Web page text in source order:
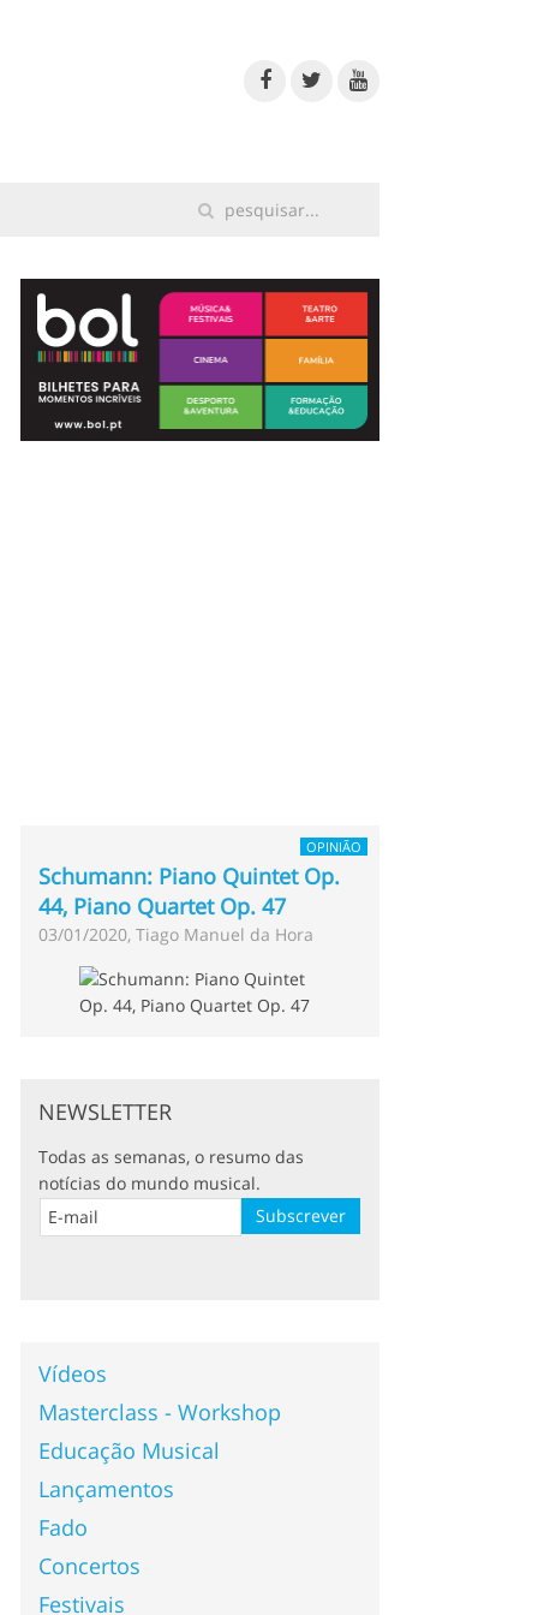
OPINIÃO
Schumann: Piano Quintet Op.
44, Piano Quartet Op. 47
03/01/2020, Tiago Manuel da Hora
NEWSLETTER
Todas as semanas, o resumo das
notícias do mundo musical.
Vídeos
Masterclass - Workshop
Educação Musical
Lançamentos
Fado
Concertos
Festivais